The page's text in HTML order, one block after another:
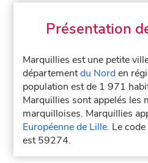
Présentation
Marquillies est une petite
départementdu Norden
population est de 1 971
Marquillies sont appelés les
marquilloises. Marquillies
Européenne de Lille. Le
est 59274.